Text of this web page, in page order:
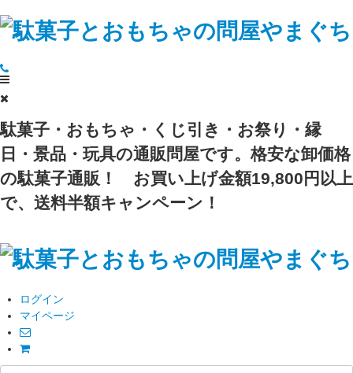
駄菓子・おもちゃ・くじ引き・お祭り・縁
日・景品・玩具の通販問屋です。格安な卸価格
の駄菓子通販！
お買い上げ金額19,800円以上
で、送料半額キャンペーン！
ログイン
マイページ